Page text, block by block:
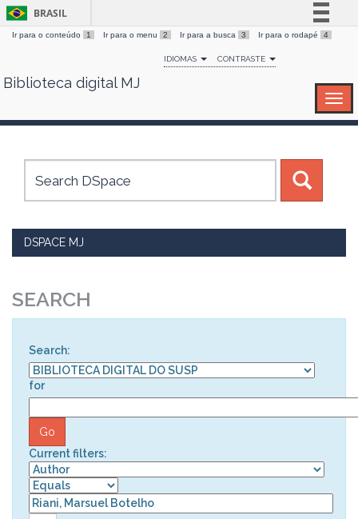
Skip
BRASIL
Simplifique!
Comunica BR
Canais
Ir para o conteúdo 1 Ir para o menu 2 Ir para a busca 3 Ir para o rodapé 4
IDIOMAS CONTRASTE
Biblioteca digital MJ
DSPACE MJ
SEARCH
Search:
for
Current filters: